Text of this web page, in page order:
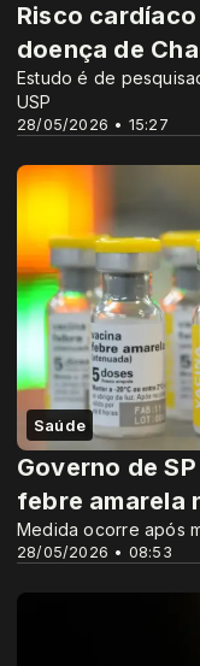
28/05/2026 • 15:27
Risco
doença de
Estudo é de
USP
Saúde
28/05/2026 • 08:53
Governo de
febre amarela
Medida ocorre após